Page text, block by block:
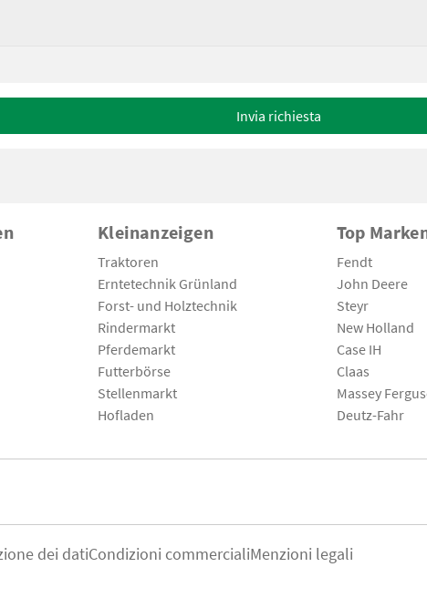
Invia richiesta
Kleinanzeigen
Traktoren
Erntetechnik Grünland
Forst- und Holztechnik
Rindermarkt
Pferdemarkt
Futterbörse
Stellenmarkt
Hofladen
Top
Fendt
John Deere
Steyr
New Holland
Case IH
Claas
Massey
Deutz-Fahr
dei datiCondizioni commercialiMenzioni legali